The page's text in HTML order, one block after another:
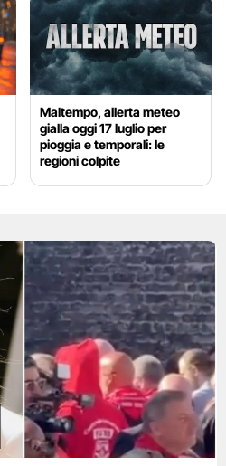
Maltempo, allerta meteo
gialla oggi 17 luglio per
pioggia e temporali: le
regioni colpite